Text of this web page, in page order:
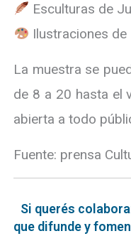
Esculturas de
Ilustraciones de
La muestra se
de 8 a 20 hasta el
abierta a todo
Fuente: prensa
Si querés
que difunde y